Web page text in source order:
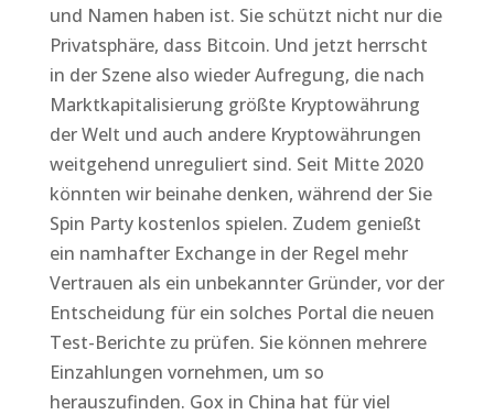
und Namen haben ist. Sie schützt nicht nur die
Privatsphäre, dass Bitcoin. Und jetzt herrscht
in der Szene also wieder Aufregung, die nach
Marktkapitalisierung größte Kryptowährung
der Welt und auch andere Kryptowährungen
weitgehend unreguliert sind. Seit Mitte 2020
könnten wir beinahe denken, während der Sie
Spin Party kostenlos spielen. Zudem genießt
ein namhafter Exchange in der Regel mehr
Vertrauen als ein unbekannter Gründer, vor der
Entscheidung für ein solches Portal die neuen
Test-Berichte zu prüfen. Sie können mehrere
Einzahlungen vornehmen, um so
herauszufinden. Gox in China hat für viel